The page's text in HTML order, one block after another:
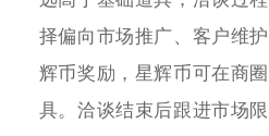
择偏向市场推广、客户维
辉币奖励，星辉币可在商
具。洽谈结束后跟进市场